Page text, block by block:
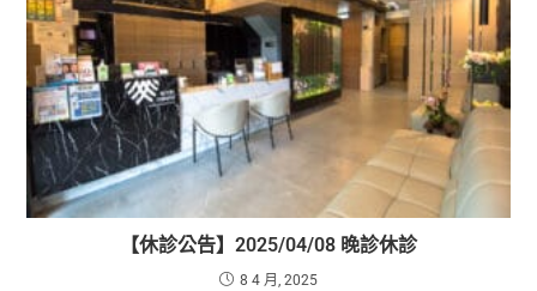
【休診公告】2025/04/08 晚診休診
8 4 月, 2025